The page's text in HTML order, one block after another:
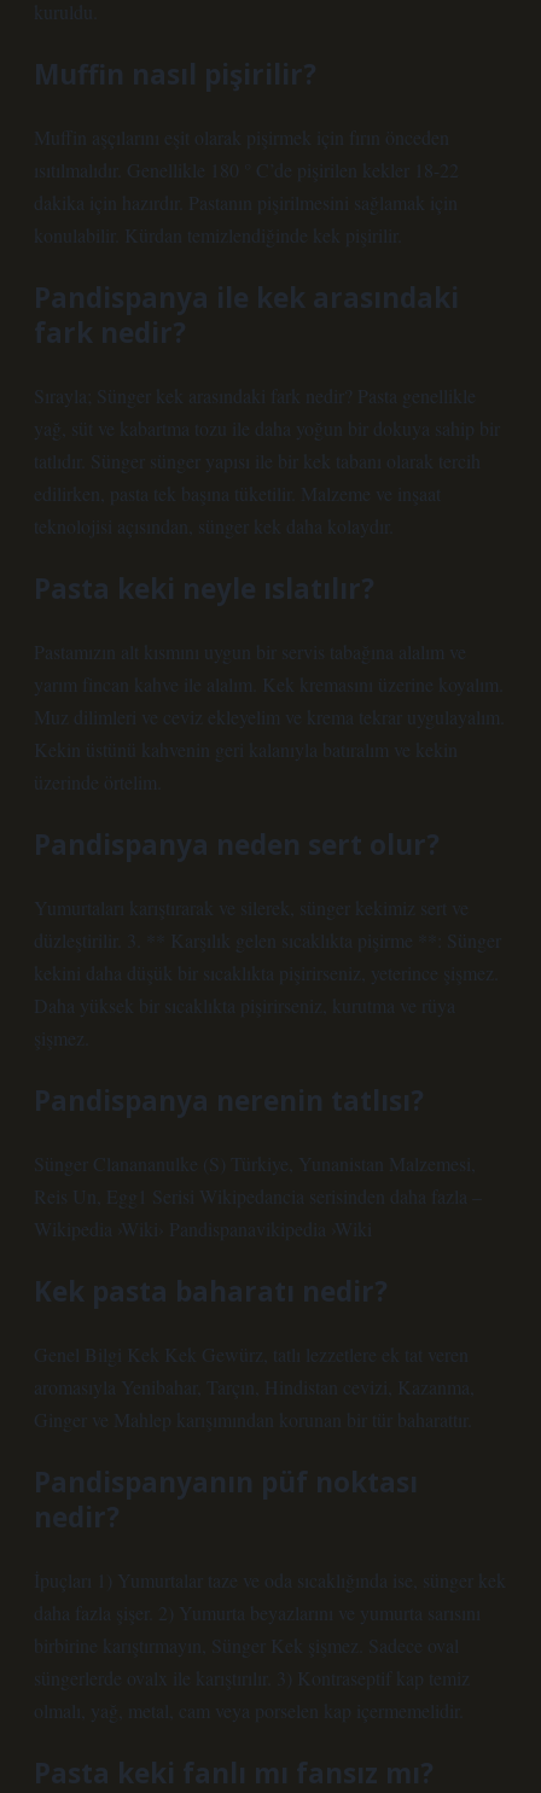
kuruldu.
Muffin nasıl pişirilir?
Muffin aşçılarını eşit olarak pişirmek için fırın önceden
ısıtılmalıdır. Genellikle 180 ° C’de pişirilen kekler 18-22
dakika için hazırdır. Pastanın pişirilmesini sağlamak için
konulabilir. Kürdan temizlendiğinde kek pişirilir.
Pandispanya ile kek arasındaki
fark nedir?
Sırayla; Sünger kek arasındaki fark nedir? Pasta genellikle
yağ, süt ve kabartma tozu ile daha yoğun bir dokuya sahip bir
tatlıdır. Sünger sünger yapısı ile bir kek tabanı olarak tercih
edilirken, pasta tek başına tüketilir. Malzeme ve inşaat
teknolojisi açısından, sünger kek daha kolaydır.
Pasta keki neyle ıslatılır?
Pastamızın alt kısmını uygun bir servis tabağına alalım ve
yarım fincan kahve ile alalım. Kek kremasını üzerine koyalım.
Muz dilimleri ve ceviz ekleyelim ve krema tekrar uygulayalım.
Kekin üstünü kahvenin geri kalanıyla batıralım ve kekin
üzerinde örtelim.
Pandispanya neden sert olur?
Yumurtaları karıştırarak ve silerek, sünger kekimiz sert ve
düzleştirilir. 3. ** Karşılık gelen sıcaklıkta pişirme **: Sünger
kekini daha düşük bir sıcaklıkta pişirirseniz, yeterince şişmez.
Daha yüksek bir sıcaklıkta pişirirseniz, kurutma ve rüya
şişmez.
Pandispanya nerenin tatlısı?
Sünger Clanananulke (S) Türkiye, Yunanistan Malzemesi,
Reis Un, Egg1 Serisi Wikipedancia serisinden daha fazla –
Wikipedia ›Wiki› Pandispanavikipedia ›Wiki
Kek pasta baharatı nedir?
Genel Bilgi Kek Kek Gewürz, tatlı lezzetlere ek tat veren
aromasıyla Yenibahar, Tarçın, Hindistan cevizi, Kazanma,
Ginger ve Mahlep karışımından korunan bir tür baharattır.
Pandispanyanın püf noktası
nedir?
İpuçları 1) Yumurtalar taze ve oda sıcaklığında ise, sünger kek
daha fazla şişer. 2) Yumurta beyazlarını ve yumurta sarısını
birbirine karıştırmayın, Sünger Kek şişmez. Sadece oval
süngerlerde ovalx ile karıştırılır. 3) Kontraseptif kap temiz
olmalı, yağ, metal, cam veya porselen kap içermemelidir.
Pasta keki fanlı mı fansız mı?